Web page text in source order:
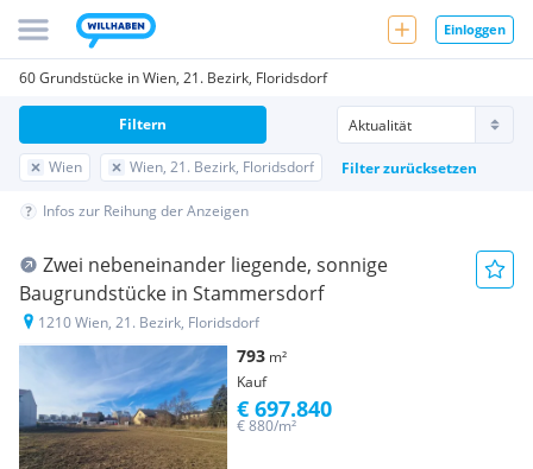
Einloggen
60 Grundstücke in Wien, 21. Bezirk, Floridsdorf
Wien Wien, 21. Bezirk, Floridsdorf Filter zurücksetzen
Filtern
Infos zur Reihung der Anzeigen
Zwei nebeneinander liegende, sonnige
Baugrundstücke in Stammersdorf
1210 Wien, 21. Bezirk, Floridsdorf
793 m²
Kauf
€ 880/m²
€ 697.840